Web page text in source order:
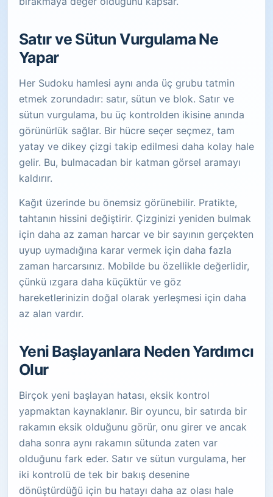
Satır ve Sütun Vurgulama Ne
Yapar
Her Sudoku hamlesi aynı anda üç grubu tatmin
etmek zorundadır: satır, sütun ve blok. Satır ve
sütun vurgulama, bu üç kontrolden ikisine anında
görünürlük sağlar. Bir hücre seçer seçmez, tam
yatay ve dikey çizgi takip edilmesi daha kolay hale
gelir. Bu, bulmacadan bir katman görsel aramayı
kaldırır.
Kağıt üzerinde bu önemsiz görünebilir. Pratikte,
tahtanın hissini değiştirir. Çizginizi yeniden bulmak
için daha az zaman harcar ve bir sayının gerçekten
uyup uymadığına karar vermek için daha fazla
zaman harcarsınız. Mobilde bu özellikle değerlidir,
çünkü ızgara daha küçüktür ve göz
hareketlerinizin doğal olarak yerleşmesi için daha
az alan vardır.
Yeni Başlayanlara Neden Yardımcı
Olur
Birçok yeni başlayan hatası, eksik kontrol
yapmaktan kaynaklanır. Bir oyuncu, bir satırda bir
rakamın eksik olduğunu görür, onu girer ve ancak
daha sonra aynı rakamın sütunda zaten var
olduğunu fark eder. Satır ve sütun vurgulama, her
iki kontrolü de tek bir bakış desenine
dönüştürdüğü için bu hatayı daha az olası hale